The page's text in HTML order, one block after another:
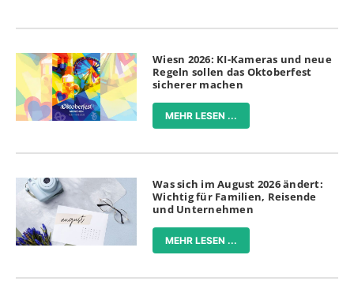
Wiesn 2026: KI-Kameras und neue
Regeln sollen das Oktoberfest
sicherer machen
MEHR LESEN ...
Was sich im August 2026 ändert:
Wichtig für Familien, Reisende
und Unternehmen
MEHR LESEN ...